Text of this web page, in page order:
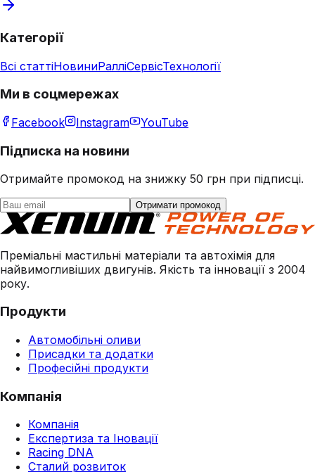
Категорії
Всі статтіНовиниРалліСервісТехнології
Ми в соцмережах
Facebook Instagram YouTube
Підписка на новини
Отримайте промокод на знижку 50 грн при підписці.
Отримати промокод
Преміальні мастильні матеріали та автохімія для
найвимогливіших двигунів. Якість та інновації з 2004
року.
Продукти
Автомобільні оливи
Присадки та додатки
Професійні продукти
Компанія
Компанія
Експертиза та Іновації
Racing DNA
Сталий розвиток